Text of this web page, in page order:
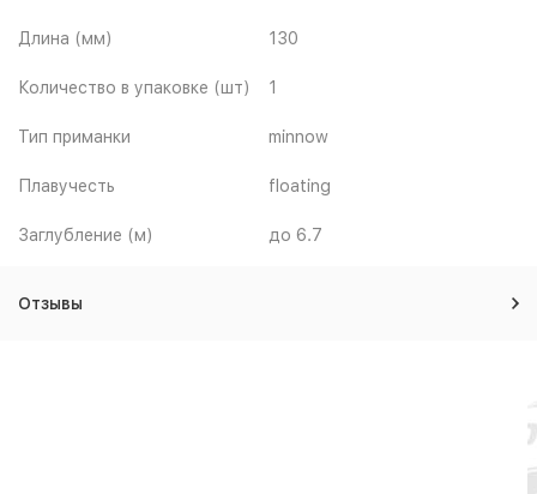
Длина (мм) 130
Количество в упаковке (шт) 1
Тип приманки minnow
Плавучесть floating
Заглубление (м) до 6.7
Отзывы